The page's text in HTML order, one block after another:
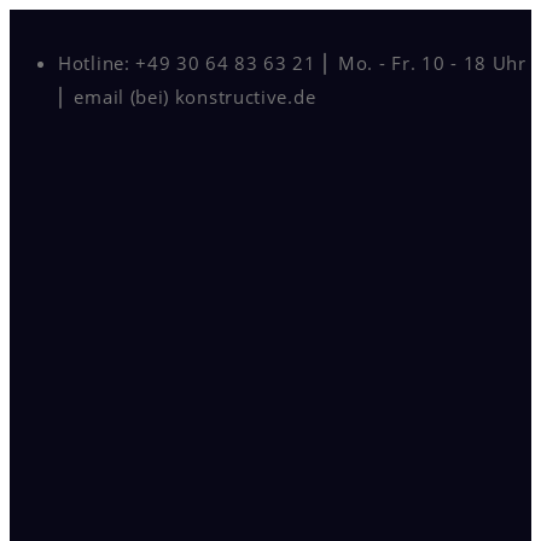
Hotline: +49 30 64 83 63 21 ⎜ Mo. - Fr. 10 - 18 Uhr
⎜ email (bei) konstructive.de